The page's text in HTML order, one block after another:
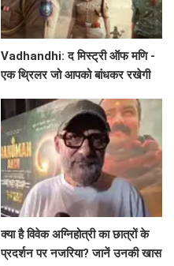
Vadhandhi: द मिस्ट्री ऑफ मणि -
एक थ्रिलर जो आपको बांधकर रखेगी
क्या है विवेक अग्निहोत्री का छात्रों के
प्रदर्शन पर नजरिया? जानें उनकी खास